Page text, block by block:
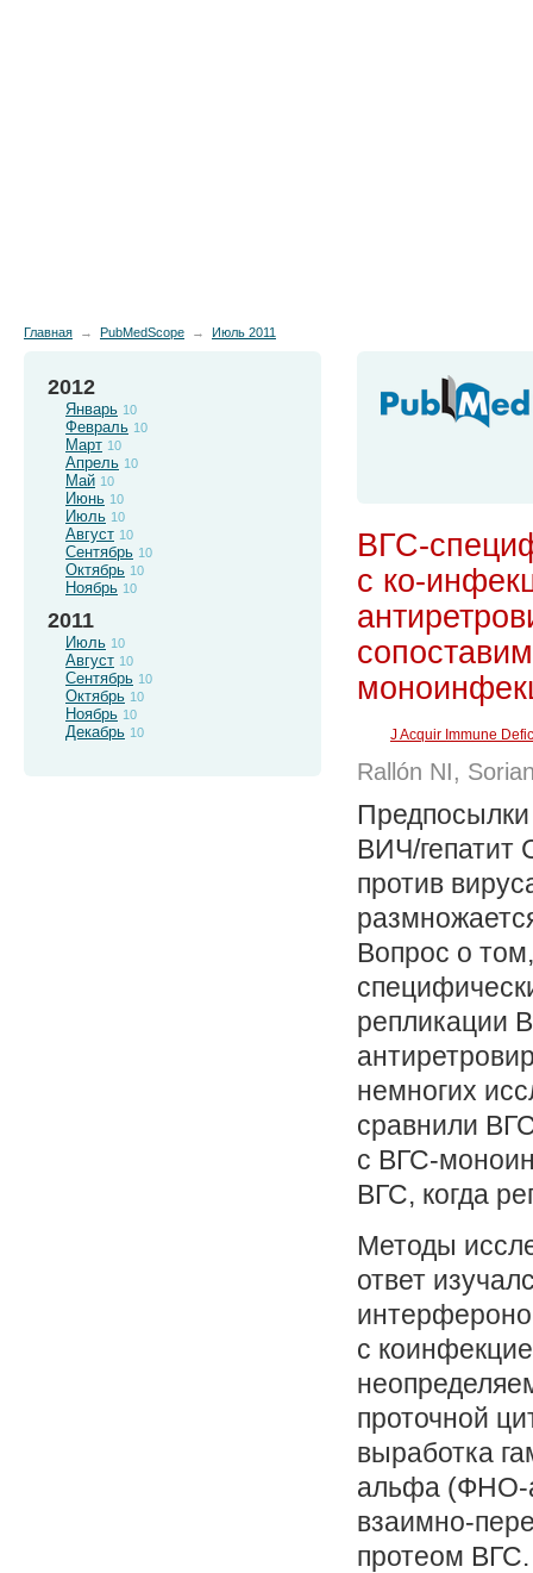
Главная → PubMedScope → Июль 2011
ВГС-
с ко-
J Acquir Immune
Rallón NI,
ВИЧ/гепатит
против
Вопрос о
репликации
немногих
сравнили
с ВГС-
ВГС, когда
Методы
ответ
с
проточной
выработка
альфа (ФНО-
взаимно-
протеом
2012
Январь 10
Февраль 10
Март 10
Апрель 10
Май 10
Июнь 10
Июль 10
Август 10
Сентябрь 10
Октябрь 10
Ноябрь 10
2011
Июль 10
Август 10
Сентябрь 10
Октябрь 10
Ноябрь 10
Декабрь 10